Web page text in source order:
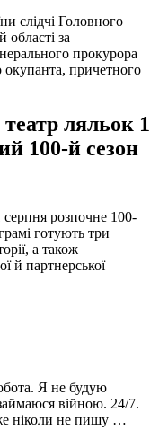
слідчі Головного
області за
прокурора
окупанта, причетного
ляльок 1
100-й сезон
серпня розпочне 100-
готують три
а також
й партнерської
Я не будую
війною. 24/7.
ніколи не пишу …